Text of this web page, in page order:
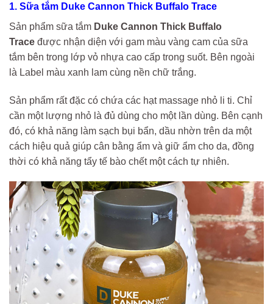
1. Sữa tắm Duke Cannon Thick Buffalo Trace
Sản phẩm sữa tắm Duke Cannon Thick Buffalo
Trace được nhận diện với gam màu vàng cam của sữa
tắm bên trong lớp vỏ nhựa cao cấp trong suốt. Bên ngoài
là Label màu xanh lam cùng nền chữ trắng.
Sản phẩm rất đặc có chứa các hạt massage nhỏ li ti. Chỉ
cần một lượng nhỏ là đủ dùng cho một lần dùng. Bên cạnh
đó, có khả năng làm sạch bụi bẩn, dầu nhờn trên da một
cách hiệu quả giúp cân bằng ẩm và giữ ẩm cho da, đồng
thời có khả năng tẩy tế bào chết một cách tự nhiên.